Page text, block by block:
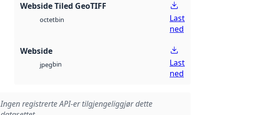
Webside Tiled GeoTIFF
octetbin
Last
ned
Webside
jpegbin
Last
ned
Ingen registrerte API-er tilgjengeliggjør dette